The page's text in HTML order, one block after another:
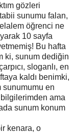
gözleri
sunumu falan,
elalem öğrenci ne
10 sayfa
Bu hafta
ki, sunum dediğin
sloganlı, en
kaldı benimki,
sunumumu en
ama
sunum konum
kenara, o